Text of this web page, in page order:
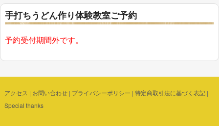
手打ちうどん作り体験教室ご予約
予約受付期間外です。
アクセス | お問い合わせ| プライバシーポリシー | 特定商取引法に基づく表記|
Special thanks